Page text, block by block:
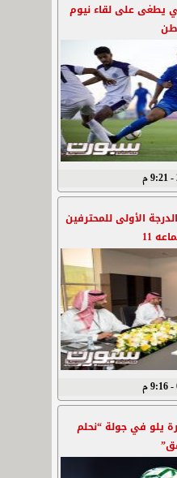
يطغى على لقاء نيوم
الأولى للمحترفين
11
يلو في جولة “نحلم